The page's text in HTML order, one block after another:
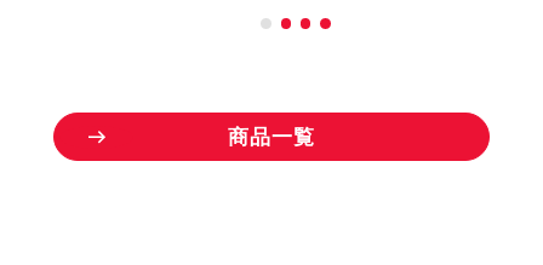
商品一覧